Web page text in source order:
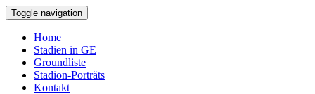
Toggle navigation
Home
Stadien in GE
Groundliste
Stadion-Porträts
Kontakt